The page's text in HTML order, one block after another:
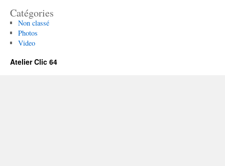
Catégories
Non classé
Photos
Video
Atelier Clic 64